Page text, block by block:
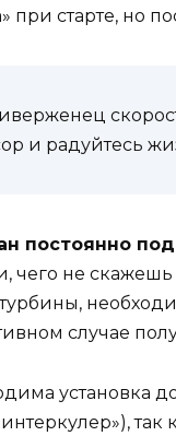
при старте, но
и радуйтесь
постоянно
чего не
случае
установка